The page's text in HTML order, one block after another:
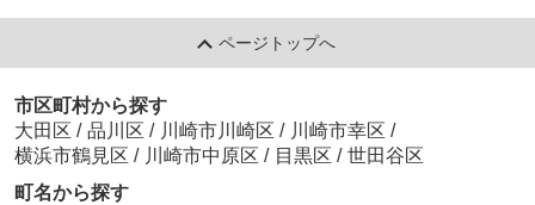
ページトップへ
市区町村から探す
大田区 / 品川区 / 川崎市川崎区 / 川崎市幸区 /
横浜市鶴見区 / 川崎市中原区 / 目黒区 / 世田谷区
町名から探す